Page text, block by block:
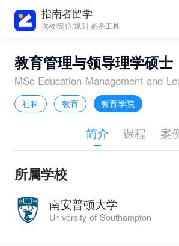
指南者留学
选校/定位/规划 必备工具
教育管理与领导理学硕士
MSc Education Management and
社科 教育 教育学院
简介 课程 案
所属学校
南安普顿大学
University of Southampton